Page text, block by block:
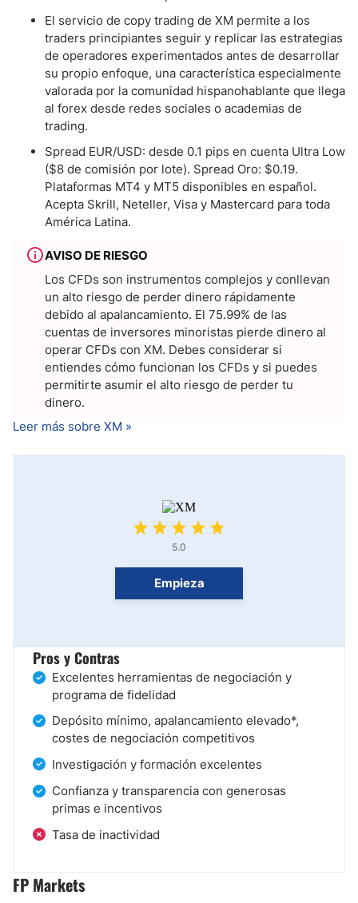
El servicio de copy trading de XM permite a los
traders principiantes seguir y replicar las estrategias
de operadores experimentados antes de desarrollar
su propio enfoque, una característica especialmente
valorada por la comunidad hispanohablante que llega
al forex desde redes sociales o academias de
trading.
Spread EUR/USD: desde 0.1 pips en cuenta Ultra Low
($8 de comisión por lote). Spread Oro: $0.19.
Plataformas MT4 y MT5 disponibles en español.
Acepta Skrill, Neteller, Visa y Mastercard para toda
América Latina.
AVISO DE RIESGO
Los CFDs son instrumentos complejos y conllevan
un alto riesgo de perder dinero rápidamente
debido al apalancamiento. El 75.99% de las
cuentas de inversores minoristas pierde dinero al
operar CFDs con XM. Debes considerar si
entiendes cómo funcionan los CFDs y si puedes
permitirte asumir el alto riesgo de perder tu
dinero.
Leer más sobre XM »
5.0
Empieza
Pros y Contras
Excelentes herramientas de negociación y
programa de fidelidad
Depósito mínimo, apalancamiento elevado*,
costes de negociación competitivos
Investigación y formación excelentes
Confianza y transparencia con generosas
primas e incentivos
Tasa de inactividad
FP Markets